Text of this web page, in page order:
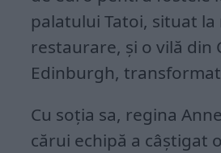
palatului Tatoi, situat
restaurare, și o vilă din
Edinburgh,
Cu soția sa, regina
cărui echipă a câștigat